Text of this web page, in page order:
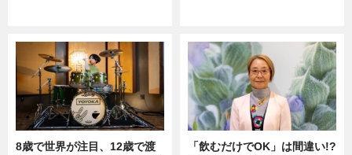
8歳で世界が注目、12歳で渡
「飲むだけでOK」は間違い!?